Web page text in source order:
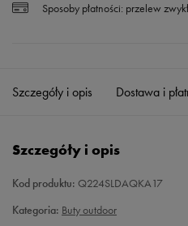
Sposoby płatności: przelew
Szczegóły i opis Dostawa i
Szczegóły i opis
Kod produktu: Q224SLDAQKA17
Kategoria: Buty outdoor